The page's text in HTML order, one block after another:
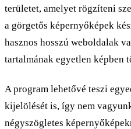
területet, amelyet rögzíteni
a görgetős képernyőképek
hasznos hosszú weboldalak
tartalmának egyetlen képben
A program lehetővé teszi
kijelölését is, így nem
négyszögletes